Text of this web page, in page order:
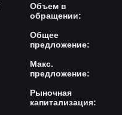
Объем в
обращении:
Общее
предложение:
Макс.
предложение:
Рыночная
капитализация: